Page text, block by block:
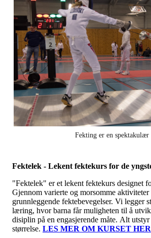
Fekting er en spektakulær
Fektelek - Lekent fektekurs for de
"Fektelek" er et lekent fektekurs designet
Gjennom varierte og morsomme
grunnleggende fektebevegelser. Vi legger
læring, hvor barna får muligheten til å
disiplin på en engasjerende måte. Alt utstyr
størrelse. LES MER OM KURSET HER